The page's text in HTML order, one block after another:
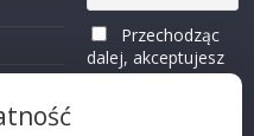
Przechodząc
dalej, akceptujesz
politykę